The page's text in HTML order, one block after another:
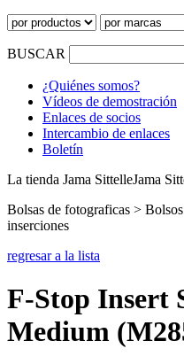
BUSCAR
¿Quiénes somos?
Vídeos de demostración
Enlaces de socios
Intercambio de enlaces
Boletín
La tienda Jama SittelleJama
Bolsas de fotograficas >
inserciones
regresar a la lista
F-Stop Insert
Medium